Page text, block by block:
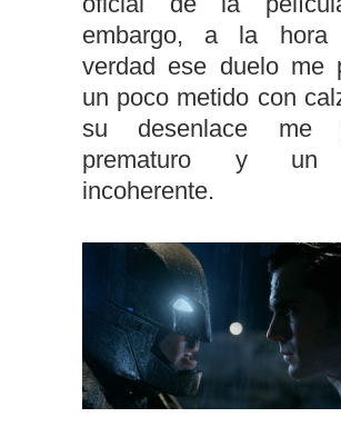
embargo, a la
verdad ese duelo me
un poco metido con
su desenlace me
prematuro y un
incoherente.